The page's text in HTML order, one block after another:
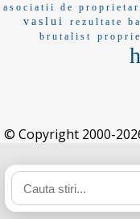
asociatii de
vaslui rezultate
brutalist
© Copyright 2000-